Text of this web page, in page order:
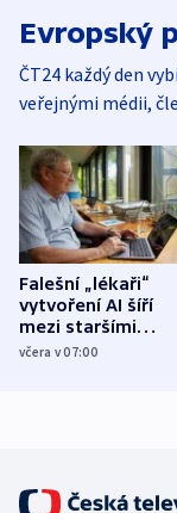
Evropský
ČT24 každý den
veřejnými médii,
Falešní „lékaři“
vytvoření AI šíří
mezi staršími
Poláky
včera v 07:00